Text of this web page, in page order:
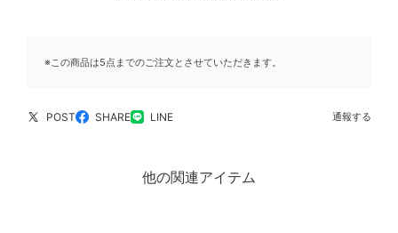
※この商品は5点までのご注文とさせていただきます。
POST SHARE LINE 通報する
他の関連アイテム